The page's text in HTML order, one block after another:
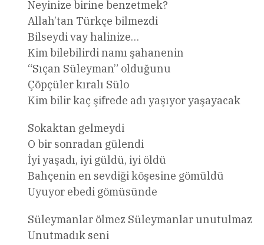
Neyinize birine benzetmek?
Allah’tan Türkçe bilmezdi
Bilseydi vay halinize…
Kim bilebilirdi namı şahanenin
“Sıçan Süleyman” olduğunu
Çöpçüler kıralı Sülo
Kim bilir kaç şifrede adı yaşıyor yaşayacak
Sokaktan gelmeydi
O bir sonradan gülendi
İyi yaşadı, iyi güldü, iyi öldü
Bahçenin en sevdiği köşesine gömüldü
Uyuyor ebedi gömüsünde
Süleymanlar ölmez Süleymanlar unutulmaz
Unutmadık seni